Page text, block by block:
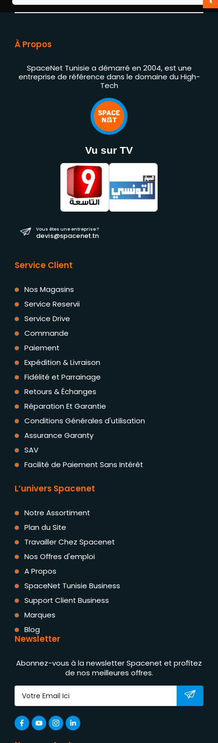
À Propos
SpaceNet Tunisie a démarré en 2004, est une
entreprise de référence dans le domaine du High-
Tech
Vu sur TV
Vous êtes une entreprise ?
devis@spacenet.tn
Service Client
Nos Magasins
Service Reservii
Service Drive
Commande
Paiement
Expédition & Livraison
Fidélité et Parrainage
Retours & Échanges
Réparation Et Garantie
Conditions Générales d'utilisation
Assurance Garanty
SAV
Facilité de Paiement Sans Intérêt
L’univers Spacenet
Notre Assortiment
Plan du Site
Travailler Chez Spacenet
Nos Offres d'emploi
A Propos
SpaceNet Tunisie Business
Support Client Business
Marques
Blog
Newsletter
Abonnez-vous à la newsletter Spacenet et profitez
de nos meilleures offres.